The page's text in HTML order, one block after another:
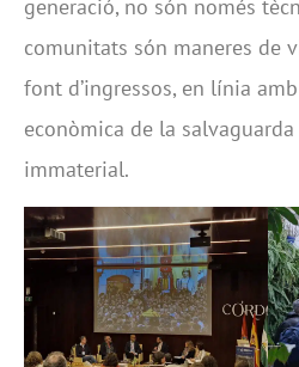
generació, no són només
comunitats són maneres de
font d’ingressos, en línia
econòmica de la
immaterial.